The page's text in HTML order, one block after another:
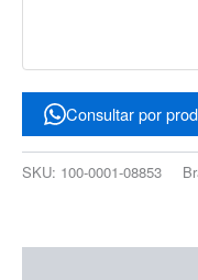
Consultar por
SKU: 100-0001-08853